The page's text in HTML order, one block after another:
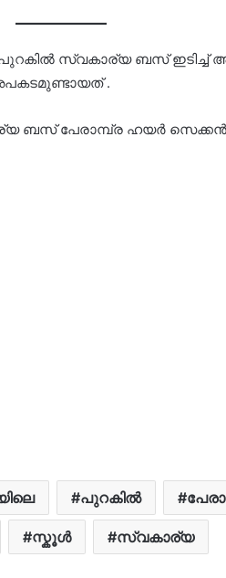
പുറകിൽ സ്വകാര്യ ബസ് ഇടിച്ച്
.
ബസ് പേരാമ്പ്ര ഹയർ
പുറകിൽ
സ്കൂൾ സ്വകാര്യ